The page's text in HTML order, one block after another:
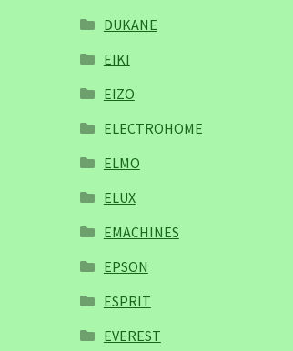
DUKANE
EIKI
EIZO
ELECTROHOME
ELMO
ELUX
EMACHINES
EPSON
ESPRIT
EVEREST